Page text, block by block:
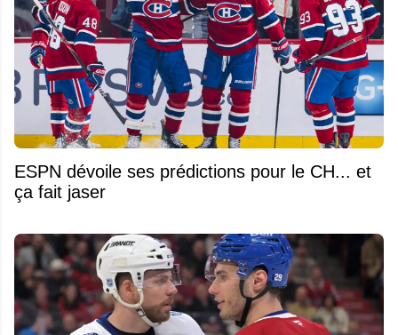
ESPN dévoile ses prédictions pour le CH... et
ça fait jaser